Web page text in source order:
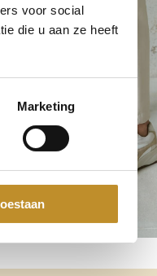
voor social
die u aan ze heeft
Marketing